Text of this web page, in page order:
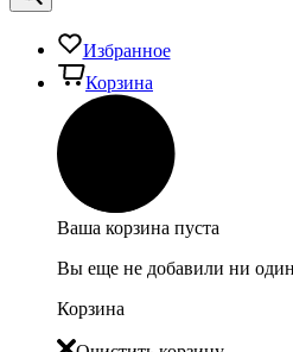
Избранное
Корзина
Ваша корзина пуста
Вы еще не добавили ни
Корзина